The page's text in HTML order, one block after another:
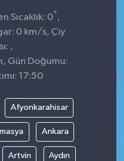
Sıcaklık: 0° ,
0 km/s, Çiy
,
Gün Doğumu:
17:50
Afyonkarahisar
Ankara
Artvin Aydın